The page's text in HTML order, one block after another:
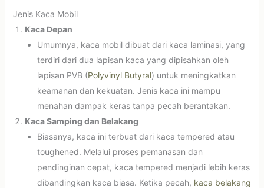
Jenis Kaca Mobil
Kaca Depan
Umumnya, kaca mobil dibuat dari kaca laminasi, yang
terdiri dari dua lapisan kaca yang dipisahkan oleh
lapisan PVB (Polyvinyl Butyral) untuk meningkatkan
keamanan dan kekuatan. Jenis kaca ini mampu
menahan dampak keras tanpa pecah berantakan.
Kaca Samping dan Belakang
Biasanya, kaca ini terbuat dari kaca tempered atau
toughened. Melalui proses pemanasan dan
pendinginan cepat, kaca tempered menjadi lebih keras
dibandingkan kaca biasa. Ketika pecah, kaca belakang